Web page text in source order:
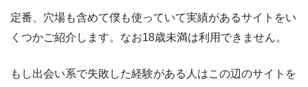
定番、穴場も含めて僕も使っていて実績があるサイトをい
くつかご紹介します。なお18歳未満は利用できません。
もし出会い系で失敗した経験がある人はこの辺のサイトを